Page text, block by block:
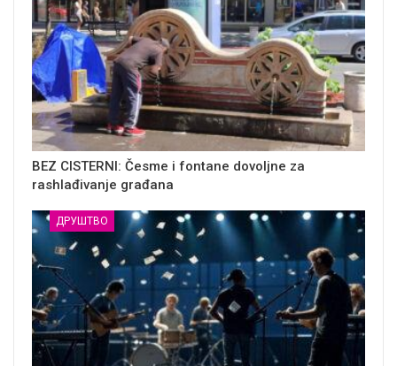
BEZ CISTERNI: Česme i fontane dovoljne za
rashlađivanje građana
ДРУШТВО